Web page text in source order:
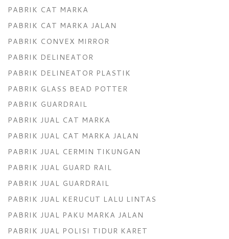
PABRIK CAT MARKA
PABRIK CAT MARKA JALAN
PABRIK CONVEX MIRROR
PABRIK DELINEATOR
PABRIK DELINEATOR PLASTIK
PABRIK GLASS BEAD POTTER
PABRIK GUARDRAIL
PABRIK JUAL CAT MARKA
PABRIK JUAL CAT MARKA JALAN
PABRIK JUAL CERMIN TIKUNGAN
PABRIK JUAL GUARD RAIL
PABRIK JUAL GUARDRAIL
PABRIK JUAL KERUCUT LALU LINTAS
PABRIK JUAL PAKU MARKA JALAN
PABRIK JUAL POLISI TIDUR KARET